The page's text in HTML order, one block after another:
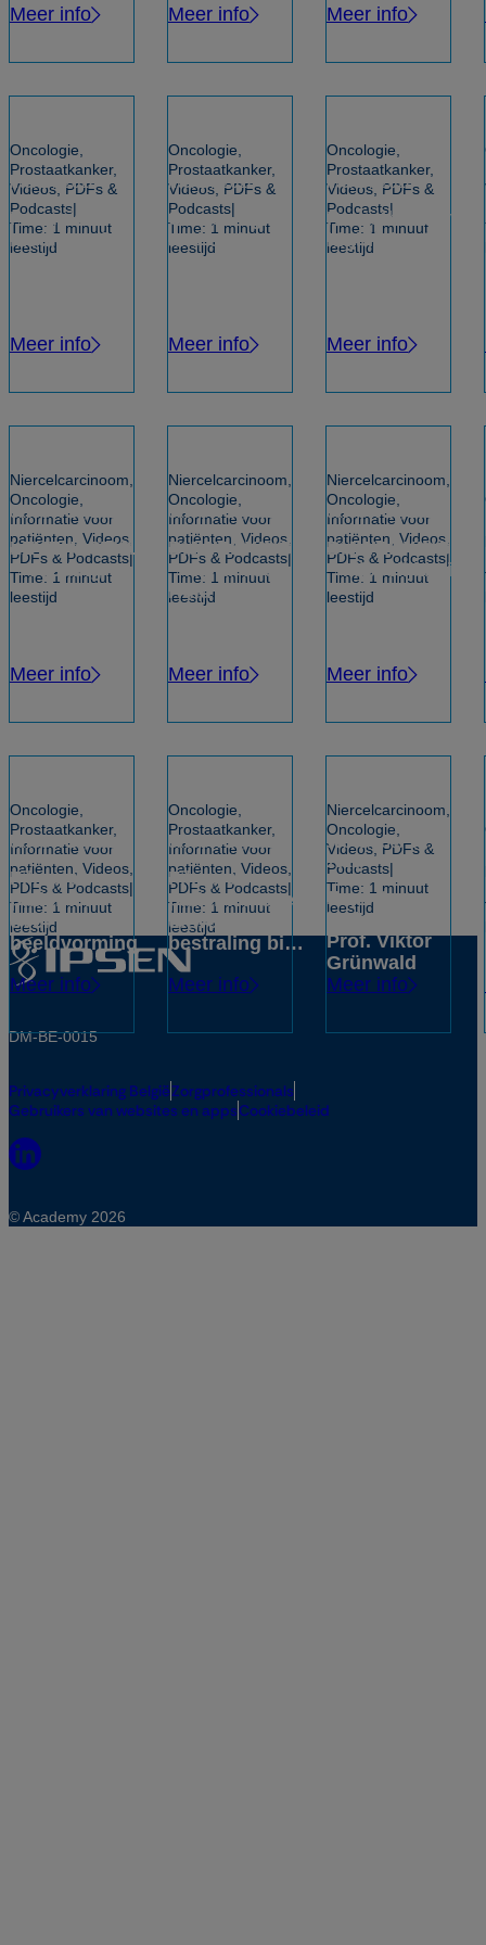
Meer info Meer info Meer info
mei 14, 2024
Precision
medicine for
prostate
Oncologie,
Prostaatkanker,
Videos, PDFs &
Podcasts
Time: 1 minuut
leestijd
Meer info
mei 14, 2024
Screening
and early
detection of
Oncologie,
Prostaatkanker,
Videos, PDFs &
Podcasts
Time: 1 minuut
leestijd
Meer info
mei 14, 2024
Radiotherapy
highlights in
prostate
Oncologie,
Prostaatkanker,
Videos, PDFs &
Podcasts
Time: 1 minuut
leestijd
Meer info
oktober 20, 2023
LEVENSSTIJL
– Voeding
Niercelcarcinoom,
Oncologie,
Informatie voor
patiënten, Videos,
PDFs & Podcasts
Time: 1 minuut
leestijd
Meer info
oktober 20, 2023
BIJWERKINGEN
– Hand-Voet-
Huid reactie
Niercelcarcinoom,
Oncologie,
Informatie voor
patiënten, Videos,
PDFs & Podcasts
Time: 1 minuut
leestijd
Meer info
oktober 20, 2023
BIJWERKINGEN
– Misselijkheid
Niercelcarcinoom,
Oncologie,
Informatie voor
patiënten, Videos,
PDFs & Podcasts
Time: 1 minuut
leestijd
Meer info
oktober 20, 2023
Filmpje voor
patiënten
over MRI
beeldvorming
Oncologie,
Prostaatkanker,
Informatie voor
patiënten, Videos,
PDFs & Podcasts
Time: 1 minuut
leestijd
Meer info
oktober 20, 2023
Filmpje voor
patiënten over
uitwendige
bestraling bij
prostaatkanker
Oncologie,
Prostaatkanker,
Informatie voor
patiënten, Videos,
PDFs & Podcasts
Time: 1 minuut
leestijd
Meer info
september 25,
2023
Expert
insights:
Prof. Viktor
Grünwald
Niercelcarcinoom,
Oncologie,
Videos, PDFs &
Podcasts
Time: 1 minuut
leestijd
Meer info
DM-BE-0015
Privacyverklaring BelgiëZorgprofessionals
Gebruikers van websites en appsCookiebeleid
© Academy 2026